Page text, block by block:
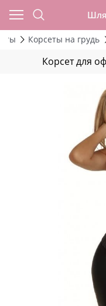
Корсеты на грудь
Корсет для